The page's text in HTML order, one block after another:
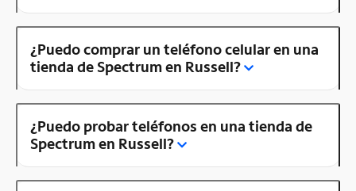
¿Puedo comprar un teléfono celular en una
tienda de Spectrum en Russell?
¿Puedo probar teléfonos en una tienda de
Spectrum en Russell?